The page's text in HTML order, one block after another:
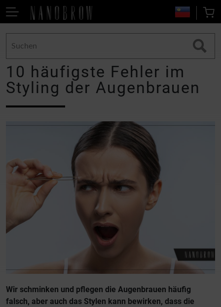
10 häufigste Fehler im
Styling der Augenbrauen
Wir schminken und pflegen die Augenbrauen häufig
falsch, aber auch das Stylen kann bewirken, dass die